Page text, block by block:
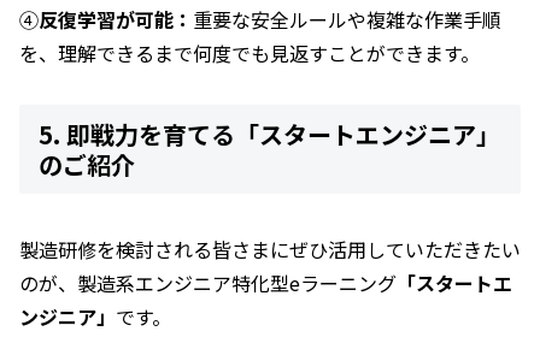
④反復学習が可能： 重要な安全ルールや複雑な作業手順
を、理解できるまで何度でも見返すことができます。
5. 即戦力を育てる「スタートエンジニア」
のご紹介
製造研修を検討される皆さまにぜひ活用していただきたい
のが、製造系エンジニア特化型eラーニング 「スタートエ
ンジニア」 です。